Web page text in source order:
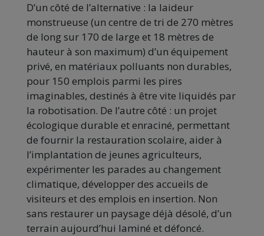
D’un côté de l’alternative : la laideur
monstrueuse (un centre de tri de 270 mètres
de long sur 170 de large et 18 mètres de
hauteur à son maximum) d’un équipement
privé, en matériaux polluants non durables,
pour 150 emplois parmi les pires
imaginables, destinés à être vite liquidés par
la robotisation. De l’autre côté : un projet
écologique durable et enraciné, permettant
de fournir la restauration scolaire, aider à
l’implantation de jeunes agriculteurs,
expérimenter les parades au changement
climatique, développer des accueils de
visiteurs et des emplois en insertion. Non
sans restaurer un paysage déjà désolé, d’un
terrain aujourd’hui laminé et défoncé.